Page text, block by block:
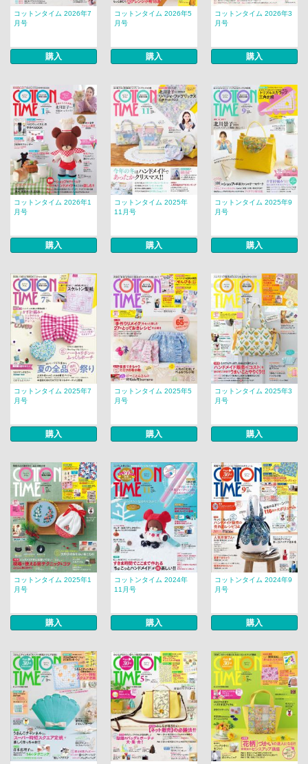
コットンタイム 2026年7
月号
購入
コットンタイム 2026年5
月号
購入
コットンタイム 2026年3
月号
購入
コットンタイム 2026年1
月号
購入
コットンタイム 2025年
11月号
購入
コットンタイム 2025年9
月号
購入
コットンタイム 2025年7
月号
購入
コットンタイム 2025年5
月号
購入
コットンタイム 2025年3
月号
購入
コットンタイム 2025年1
月号
購入
コットンタイム 2024年
11月号
購入
コットンタイム 2024年9
月号
購入